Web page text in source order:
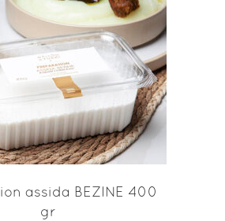
AU PANIER
assida BEZINE 400
gr